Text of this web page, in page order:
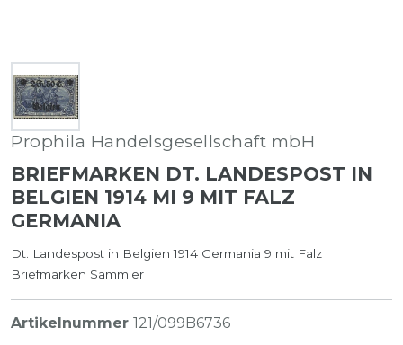
Prophila Handelsgesellschaft mbH
BRIEFMARKEN DT. LANDESPOST IN
BELGIEN 1914 MI 9 MIT FALZ
GERMANIA
Dt. Landespost in Belgien 1914 Germania 9 mit Falz
Briefmarken Sammler
Artikelnummer 121/099B6736